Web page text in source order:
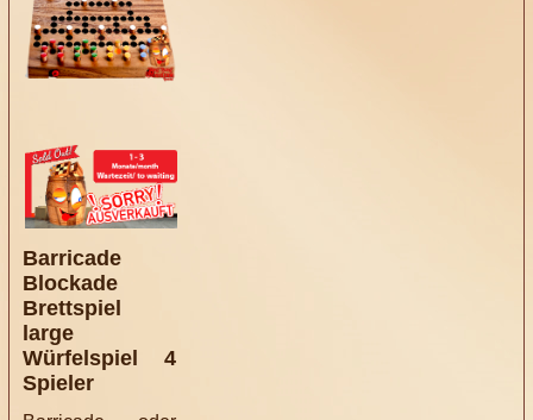
Barricade
Blockade
Brettspiel
large
Würfelspiel 4
Spieler